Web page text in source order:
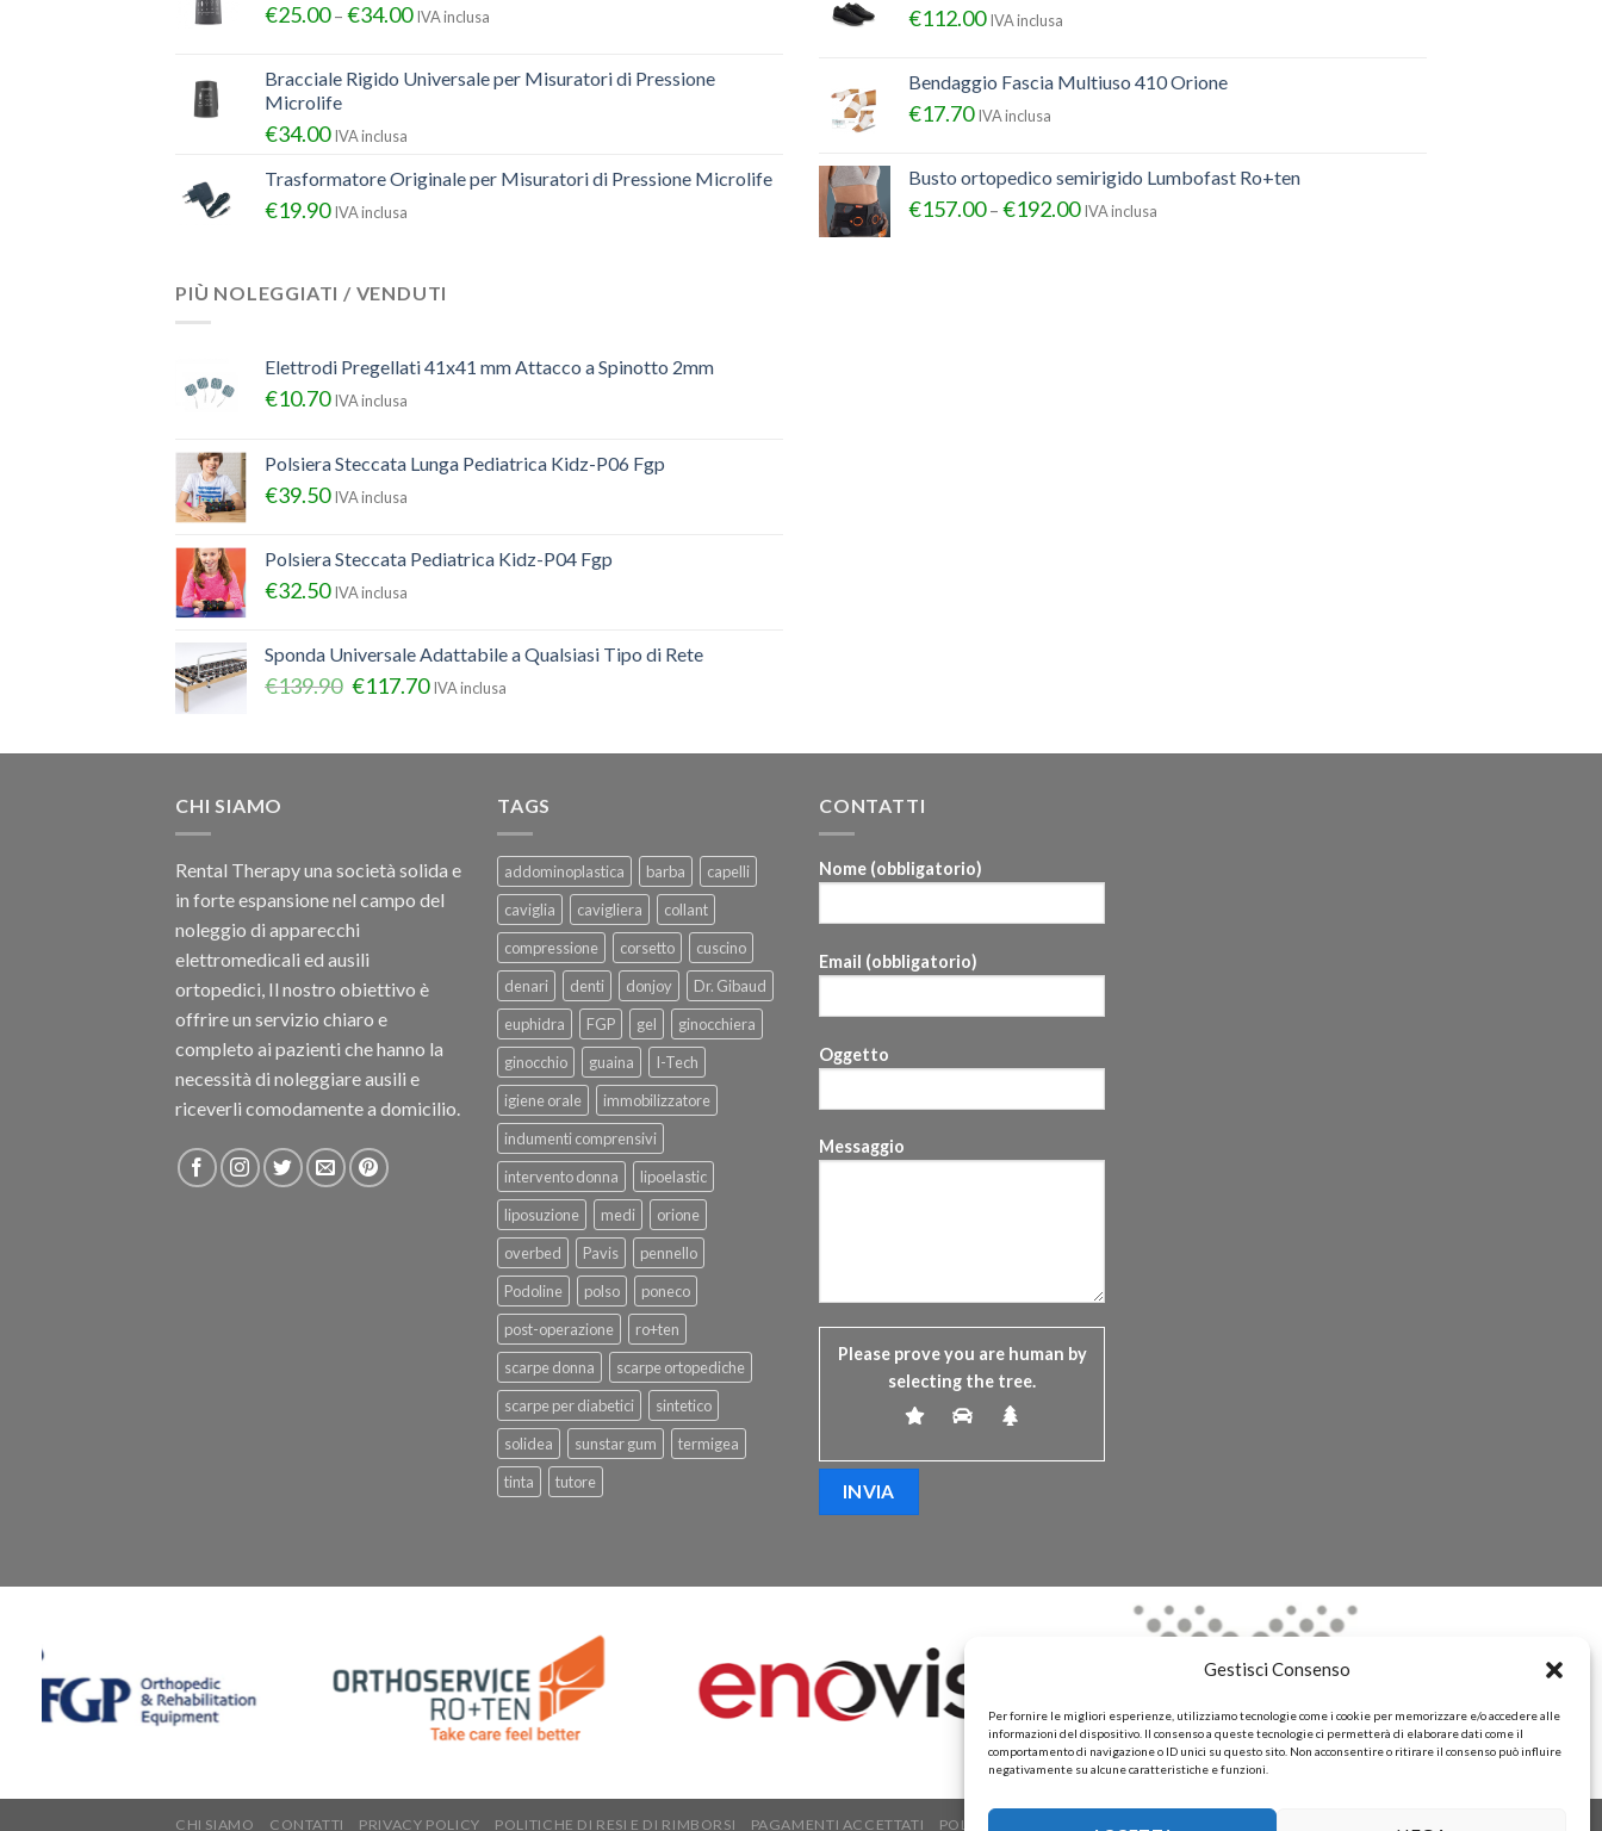
Gestisci Consenso
Per fornire le migliori esperienze, utilizziamo tecnologie come i cookie per memorizzare e/o accedere alle
informazioni del dispositivo. Il consenso a queste tecnologie ci permetterà di elaborare dati come il
comportamento di navigazione o ID unici su questo sito. Non acconsentire o ritirare il consenso può influire
negativamente su alcune caratteristiche e funzioni.
€25.00– €34.00 IVA inclusa
Bracciale Rigido Universale per Misuratori di Pressione
Microlife
€34.00 IVA inclusa
Trasformatore Originale per Misuratori di Pressione Microlife
€19.90 IVA inclusa
€112.00 IVA inclusa
Bendaggio Fascia Multiuso 410 Orione
€17.70 IVA inclusa
Busto ortopedico semirigido Lumbofast Ro+ten
€157.00– €192.00 IVA inclusa
PIÙ NOLEGGIATI / VENDUTI
Elettrodi Pregellati 41x41 mm Attacco a Spinotto 2mm
€10.70 IVA inclusa
Polsiera Steccata Lunga Pediatrica Kidz-P06 Fgp
€39.50 IVA inclusa
Polsiera Steccata Pediatrica Kidz-P04 Fgp
€32.50 IVA inclusa
Sponda Universale Adattabile a Qualsiasi Tipo di Rete
€139.90 €117.70 IVA inclusa
CHI SIAMO
Rental Therapy una società solida e
in forte espansione nel campo del
noleggio di apparecchi
elettromedicali ed ausili
ortopedici, Il nostro obiettivo è
offrire un servizio chiaro e
completo ai pazienti che hanno la
necessità di noleggiare ausili e
riceverli comodamente a domicilio.
TAGS
addominoplastica barba
capelli
caviglia
cavigliera
collant
compressione
corsetto
cuscino
denari
denti donjoy
Dr. Gibaud
euphidra
FGP gel
ginocchiera
ginocchio
guaina
I-Tech
igiene orale
immobilizzatore
indumenti comprensivi
intervento donna
lipoelastic
liposuzione
medi
orione
overbed
Pavis
pennello
Podoline
polso
poneco
post-operazione
ro+ten
scarpe donna
scarpe ortopediche
scarpe per diabetici
sintetico
solidea
sunstar gum
termigea
tinta
tutore
CONTATTI
Nome (obbligatorio)
Email (obbligatorio)
Oggetto
Messaggio
Please prove you are human by
selecting the tree.
CHI SIAMO CONTATTI PRIVACY POLICY POLITICHE DI RESI E DI RIMBORSI PAGAMENTI ACCETTATI POLITICHE DI SPEDIZIONE